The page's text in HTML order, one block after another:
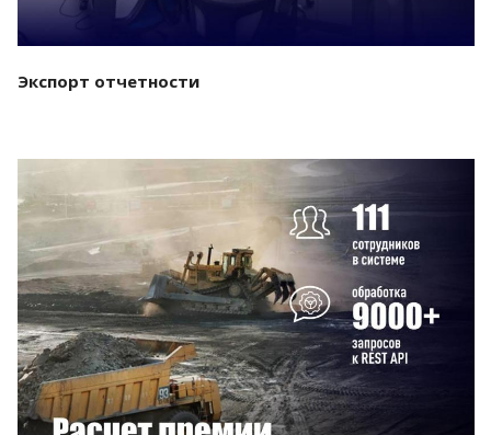
Экспорт отчетности
Смотреть проект